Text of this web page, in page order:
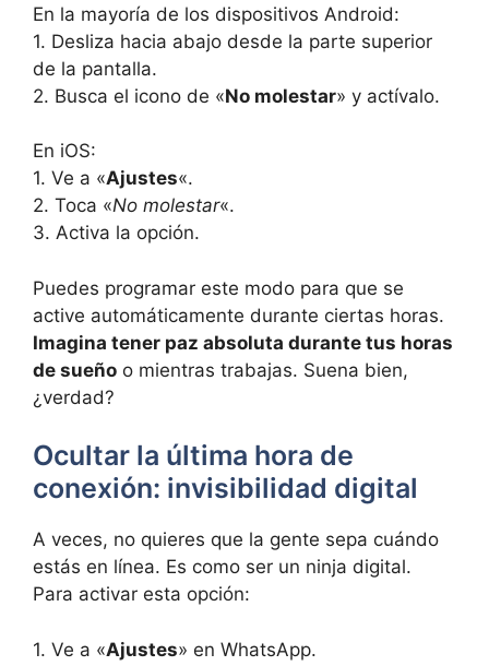
En la mayoría de los dispositivos Android:
1. Desliza hacia abajo desde la parte superior
de la pantalla.
2. Busca el icono de «No molestar» y actívalo.
En iOS:
1. Ve a «Ajustes«.
2. Toca «No molestar«.
3. Activa la opción.
Puedes programar este modo para que se
active automáticamente durante ciertas horas.
Imagina tener paz absoluta durante tus horas
de sueño o mientras trabajas. Suena bien,
¿verdad?
Ocultar la última hora de
conexión: invisibilidad digital
A veces, no quieres que la gente sepa cuándo
estás en línea. Es como ser un ninja digital.
Para activar esta opción:
1. Ve a «Ajustes» en WhatsApp.